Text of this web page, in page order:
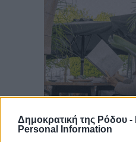
Δημοκρατική της Ρόδου -
Personal Information